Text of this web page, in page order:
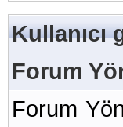
Kullanıcı
Forum
Forum